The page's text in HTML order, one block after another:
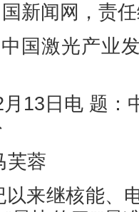
新闻网，责
激光产业发
日电 题：
蓉
继核能、